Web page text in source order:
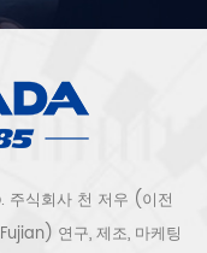
주식회사 천 저우 (이전
연구, 제조, 마케팅